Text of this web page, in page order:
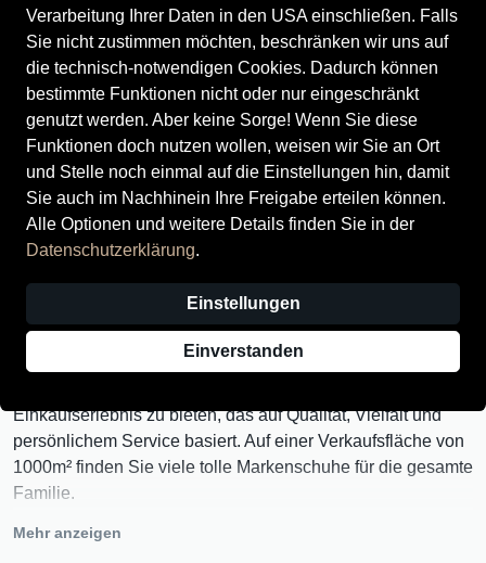
Verarbeitung Ihrer Daten in den USA einschließen. Falls
Sie nicht zustimmen möchten, beschränken wir uns auf
die technisch-notwendigen Cookies. Dadurch können
bestimmte Funktionen nicht oder nur eingeschränkt
genutzt werden. Aber keine Sorge! Wenn Sie diese
Funktionen doch nutzen wollen, weisen wir Sie an Ort
und Stelle noch einmal auf die Einstellungen hin, damit
Sie auch im Nachhinein Ihre Freigabe erteilen können.
Alle Optionen und weitere Details finden Sie in der
Datenschutzerklärung.
Einstellungen
Einverstanden
Der Schuhladen Winnenden: Der
Entdecken Sie Ihre neue Lieblingsadresse für
Markenschuhe und mehr in Winnenden.
Einkaufserlebnis zu bieten, das auf Qualität, Vielfalt und
persönlichem Service basiert. Auf einer Verkaufsfläche von
1000m² finden Sie viele tolle Markenschuhe für die gesamte
Familie.
Uns zeichnet aus:
Mehr anzeigen